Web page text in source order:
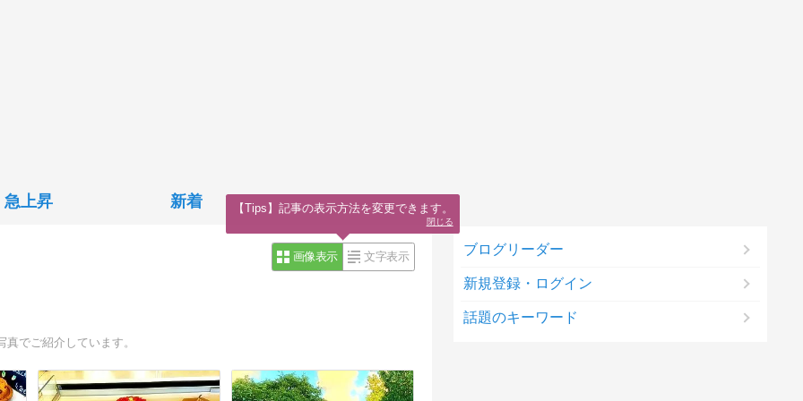
急上昇 新着
画像表示 文字表示
でご紹介しています。
ブログリーダー
新規登録・ログイン
話題のキーワード
【Tips】記事の表示方法を変更できます。
閉じる